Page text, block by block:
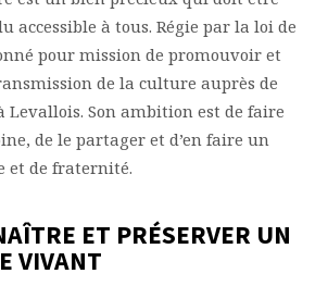
accessible à tous. Régie par la loi de
pour mission de promouvoir et
de la culture auprès de
Levallois. Son ambition est de faire
de le partager et d’en faire un
et de fraternité.
ET PRÉSERVER UN
VIVANT